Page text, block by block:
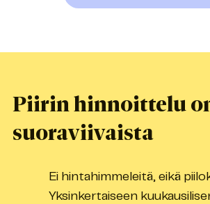
Piirin hinnoittelu
suoraviivaista
Ei hintahimmeleitä, eikä
Yksinkertaiseen